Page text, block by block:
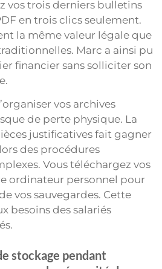
vos trois derniers bulletins
en trois clics seulement.
la même valeur légale que
Marc a ainsi pu
financier sans solliciter son
vos archives
de perte physique. La
justificatives fait gagner
des procédures
Vous téléchargez vos
ordinateur personnel pour
vos sauvegardes. Cette
besoins des salariés
stockage pendant